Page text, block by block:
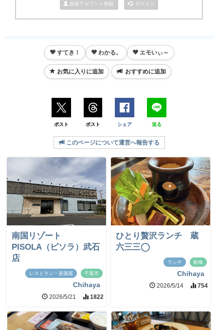
新規アカウント登録 ログイン
すてき！ わかる。 エモいぃ～
お気に入りに追加 おすすめに追加
ポスト ポスト シェア 送る
このページについて運営へ報告する
南国リゾート
PISOLA（ピソラ）武石
店
レストラン・居酒屋 千葉市
Chihaya
2026/5/21 1822
ひとり贅沢ランチ 蔵
六三三◯
ランチ 船橋
Chihaya
2026/5/14 754